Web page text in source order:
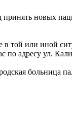
новых
той или иной
адресу ул.
больница